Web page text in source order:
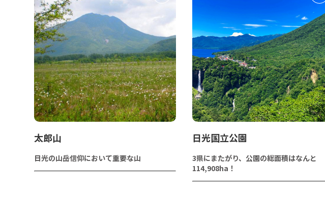
太郎山
日光の山岳信仰において重要な山
日光国立公園
3県にまたがり、公園の総面積はなんと
114,908ha！